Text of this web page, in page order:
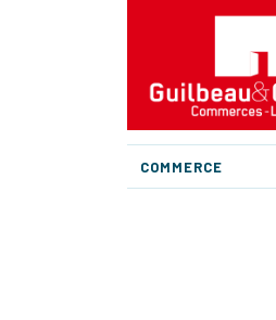
COMMERCE